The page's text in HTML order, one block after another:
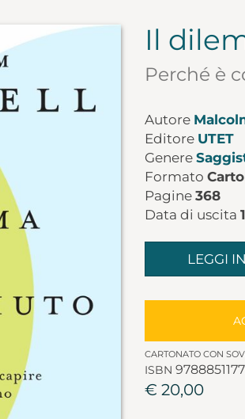
Il
Perché è
Autore
Editore UTET
Genere
Formato
Pagine 368
Data di uscita
LEGGI
CARTONATO CON
ISBN
€ 20,00